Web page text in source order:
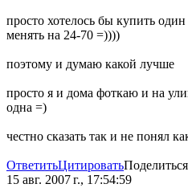
просто хотелось бы купить
менять на 24-70 =))))
поэтому и думаю какой лучше
просто я и дома фоткаю и на
одна =)
честно сказать так и не понял
ОтветитьЦитироватьПоделиться
15 авг. 2007 г., 17:54:59